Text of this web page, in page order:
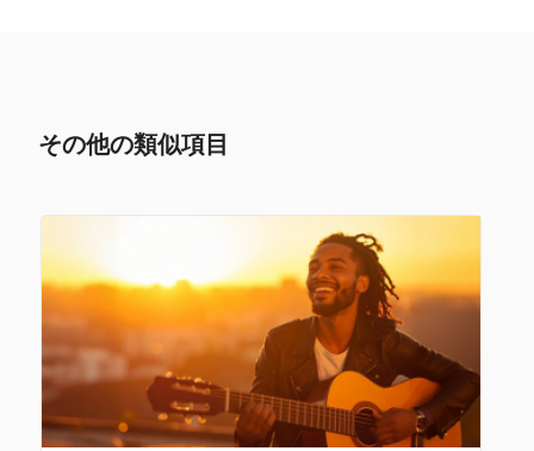
その他の類似項目